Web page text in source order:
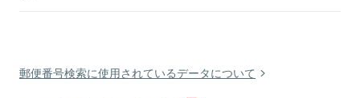
郵便番号検索に使用されているデータについて